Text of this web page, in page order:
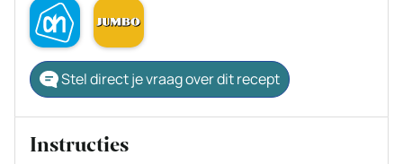
Stel direct je vraag over dit recept
Instructies